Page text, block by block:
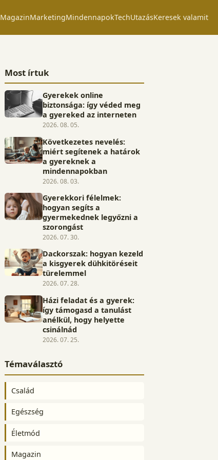
MagazinMarketingMindennapokTechUtazásKeresek valamit
Most írtuk
Gyerekek online
biztonsága: így véded meg
a gyereked az interneten
2026. 08. 05.
Következetes nevelés:
miért segítenek a határok
a gyereknek a
mindennapokban
2026. 08. 03.
Gyerekkori félelmek:
hogyan segíts a
gyermekednek legyőzni a
szorongást
2026. 07. 30.
Dackorszak: hogyan kezeld
a kisgyerek dühkitöréseit
türelemmel
2026. 07. 28.
Házi feladat és a gyerek:
így támogasd a tanulást
anélkül, hogy helyette
csinálnád
2026. 07. 25.
Témaválasztó
Család
Egészség
Életmód
Magazin